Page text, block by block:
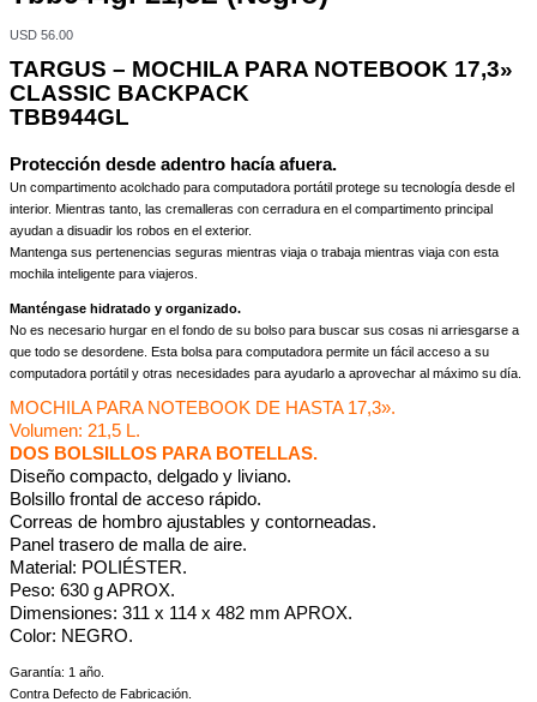
USD 56.00
TARGUS – MOCHILA PARA NOTEBOOK 17,3»
CLASSIC BACKPACK
TBB944GL
Protección desde adentro hacía afuera.
Un compartimento acolchado para computadora portátil protege su tecnología desde el
interior. Mientras tanto, las cremalleras con cerradura en el compartimento principal
ayudan a disuadir los robos en el exterior.
Mantenga sus pertenencias seguras mientras viaja o trabaja mientras viaja con esta
mochila inteligente para viajeros.
Manténgase hidratado y organizado.
No es necesario hurgar en el fondo de su bolso para buscar sus cosas ni arriesgarse a
que todo se desordene. Esta bolsa para computadora permite un fácil acceso a su
computadora portátil y otras necesidades para ayudarlo a aprovechar al máximo su día.
MOCHILA PARA NOTEBOOK DE HASTA 17,3».
Volumen: 21,5 L.
DOS BOLSILLOS PARA BOTELLAS.
Diseño compacto, delgado y liviano.
Bolsillo frontal de acceso rápido.
Correas de hombro ajustables y contorneadas.
Panel trasero de malla de aire.
Material: POLIÉSTER.
Peso: 630 g APROX.
Dimensiones: 311 x 114 x 482 mm APROX.
Color: NEGRO.
Garantía: 1 año.
Contra Defecto de Fabricación.